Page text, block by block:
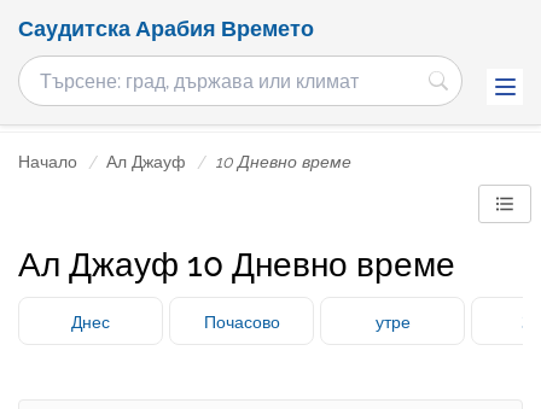
Саудитска Арабия Времето
Начало Ал Джауф 10 Дневно време
Ал Джауф 10 Дневно време
Днес Почасово утре 3